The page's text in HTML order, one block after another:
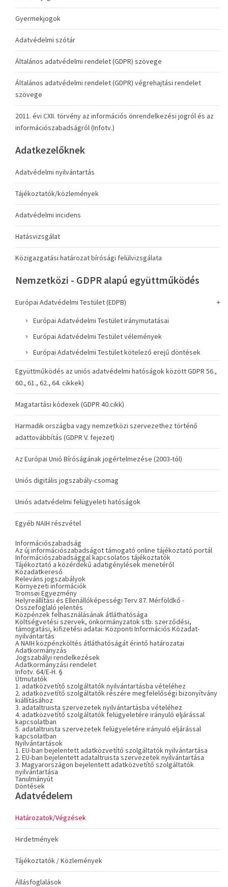
Gyermekjogok
Adatvédelmi szótár
Általános adatvédelmi rendelet (GDPR) szövege
Általános adatvédelmi rendelet (GDPR) végrehajtási rendelet
szövege
2011. évi CXII. törvény az információs önrendelkezési jogról és az
információszabadságról (Infotv.)
Adatkezelőknek
Adatvédelmi nyilvántartás
Tájékoztatók/közlemények
Adatvédelmi incidens
Hatásvizsgálat
Közigazgatási határozat bírósági felülvizsgálata
Nemzetközi - GDPR alapú együttműködés
Európai Adatvédelmi Testület (EDPB)
Európai Adatvédelmi Testület iránymutatásai
Európai Adatvédelmi Testület vélemények
Európai Adatvédelmi Testület kötelező erejű döntések
Együttműködés az uniós adatvédelmi hatóságok között GDPR 56.,
60., 61., 62., 64. cikkek)
Magatartási kódexek (GDPR 40.cikk)
Harmadik országba vagy nemzetközi szervezethez történő
adattovábbítás (GDPR V. fejezet)
Az Európai Unió Bíróságának jogértelmezése (2003-tól)
Uniós digitális jogszabály-csomag
Uniós adatvédelmi felügyeleti hatóságok
Egyéb NAIH részvétel
Információszabadság
Az új információszabadságot támogató online tájékoztató portál
Információszabadsággal kapcsolatos tájékoztatók
Tájékoztató a közérdekű adatigénylések menetéről
Közadatkereső
Releváns jogszabályok
Környezeti információk
Tromsøi Egyezmény
Helyreállítási és Ellenállóképességi Terv 87. Mérföldkő -
Összefoglaló jelentés
Közpénzek felhasználásának átláthatósága
Költségvetési szervek, önkormányzatok stb. szerződési,
támogatási, kifizetési adatai: Központi Információs Közadat-
nyilvántartás
A NAIH közpénzköltés átláthatóságát érintő határozatai
Adatkormányzás
Jogszabályi rendelkezések
Adatkormányzási rendelet
Infotv. 64/E-H. §
Útmutatók
1. adatközvetítő szolgáltatók nyilvántartásba vételéhez
2. adatközvetítő szolgáltatók részére megfelelőségi bizonyítvány
kiállításához
3. adataltruista szervezetek nyilvántartásba vételéhez
4. adatközvetítő szolgáltatók felügyeletére irányuló eljárással
kapcsolatban
5. adataltruista szervezetek felügyeletére irányuló eljárással
kapcsolatban
Nyilvántartások
1. EU-ban bejelentett adatközvetítő szolgáltatók nyilvántartása
2. EU-ban bejelentett adataltruista szervezetek nyilvántartása
3. Magyarországon bejelentett adatközvetítő szolgáltatók
nyilvántartása
Tanulmányút
Döntések
Adatvédelem
Határozatok/Végzések
Hirdetmények
Tájékoztatók / Közlemények
Állásfoglalások